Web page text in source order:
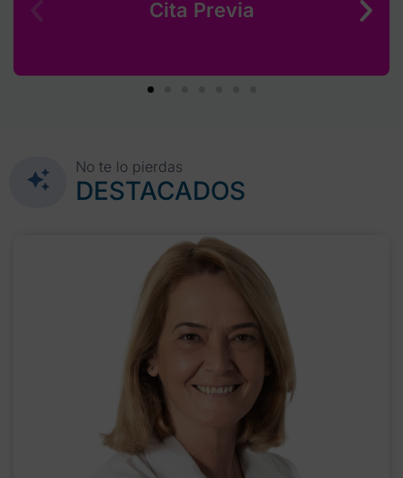
Cita Previa
No te lo pierdas
DESTACADOS